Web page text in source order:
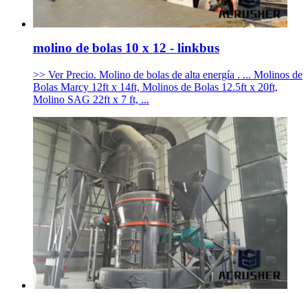
molino de bolas 10 x 12 - linkbus
>> Ver Precio. Molino de bolas de alta energía . ... Molinos de
Bolas Marcy 12ft x 14ft, Molinos de Bolas 12.5ft x 20ft,
Molino SAG 22ft x 7 ft, ...